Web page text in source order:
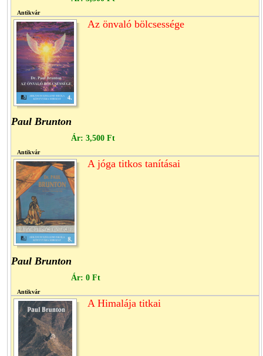
Antikvár
Az önvaló bölcsessége
Paul Brunton
Ár: 3,500 Ft
Antikvár
A jóga titkos tanításai
Paul Brunton
Ár: 0 Ft
Antikvár
A Himalája titkai